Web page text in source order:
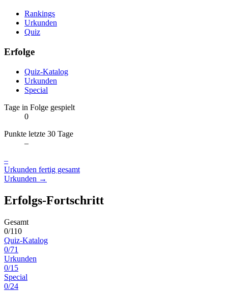
Rankings
Urkunden
Quiz
Erfolge
Quiz-Katalog
Urkunden
Special
Tage in Folge gespielt
0
Punkte letzte 30 Tage
–
–
Urkunden fertig gesamt
Urkunden →
Erfolgs-Fortschritt
Gesamt
0/110
Quiz-Katalog
0/71
Urkunden
0/15
Special
0/24